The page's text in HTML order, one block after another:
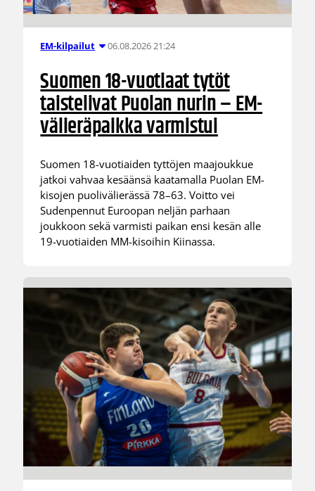
EM-kilpailut 06.08.2026 21:24
Suomen 18-vuotiaat tytöt
taistelivat Puolan nurin – EM-
välieräpaikka varmistui
Suomen 18-vuotiaiden tyttöjen maajoukkue
jatkoi vahvaa kesäänsä kaatamalla Puolan EM-
kisojen puolivälierässä 78–63. Voitto vei
Sudenpennut Euroopan neljän parhaan
joukkoon sekä varmisti paikan ensi kesän alle
19-vuotiaiden MM-kisoihin Kiinassa.